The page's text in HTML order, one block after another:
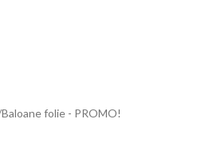
Baloane folie - PROMO!